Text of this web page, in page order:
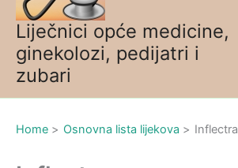
Liječnici opće medicine,
ginekolozi, pedijatri i
zubari
Home Osnovna lista lijekova Inflectra